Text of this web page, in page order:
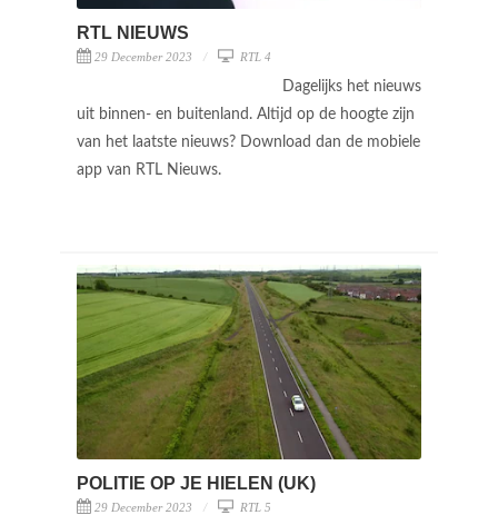
RTL NIEUWS
29 December 2023 RTL 4
Dagelijks het nieuws
uit binnen- en buitenland. Altijd op de hoogte zijn
van het laatste nieuws? Download dan de mobiele
app van RTL Nieuws.
POLITIE OP JE HIELEN (UK)
29 December 2023 RTL 5